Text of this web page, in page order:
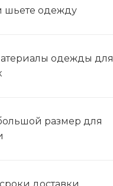
шьете одежду
одежды для
размер для
доставки